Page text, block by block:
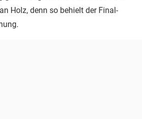
Holz, denn so behielt der Final-